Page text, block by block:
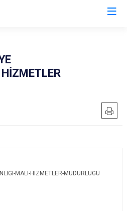
MALI-HIZMETLER-MUDURLUGU